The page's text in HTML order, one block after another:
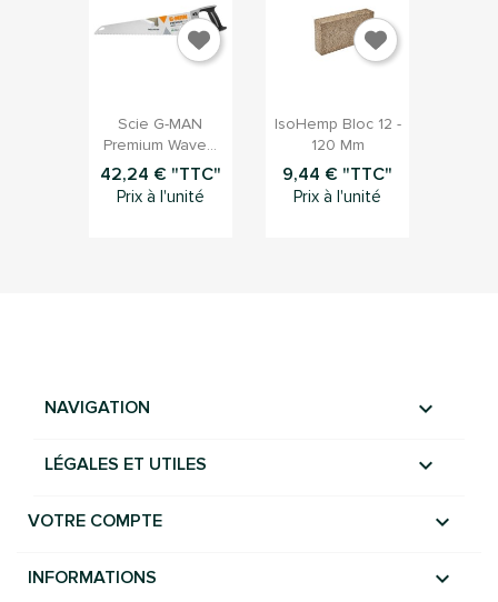
Aperçu rapide
Scie G-MAN
Premium Wave...
42,24 € "TTC"
Prix à l'unité
Aperçu rapide
IsoHemp Bloc 12 -
120 Mm
9,44 € "TTC"
Prix à l'unité
NAVIGATION 
LÉGALES ET UTILES 
VOTRE COMPTE 
INFORMATIONS keyboard_arrow_down